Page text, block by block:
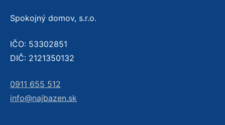
Spokojný domov, s.r.o.
IČO: 53302851
DIČ: 2121350132
0911 655 512
info@najbazen.sk